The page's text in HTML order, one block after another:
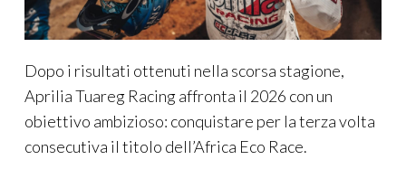
Dopo i risultati ottenuti nella scorsa stagione,
Aprilia Tuareg Racing affronta il 2026 con un
obiettivo ambizioso: conquistare per la terza volta
consecutiva il titolo dell’Africa Eco Race.